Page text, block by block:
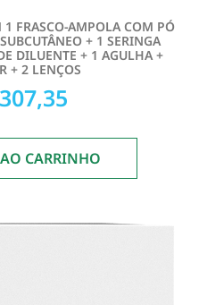
FRASCO-AMPOLA COM PÓ
+ 1 SERINGA
DILUENTE + 1 AGULHA +
+ 2 LENÇOS
CARRINHO